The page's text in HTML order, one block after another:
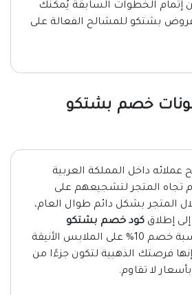
إتمام الخطوات السابقة يُمكنك
بشتكو للمشالح الفعالة على
خصم بشتكو
داخل المملكة العربية
تجاه المتجر لتشجيعهم على
المتجر بشكل دائم طوال العام،
إطلاق كود خصم بشتكو
الفعال بنسبة خصم 10% على الملابس الأنيقة
فرصتك الذهبية لتكون جزءًا من
بأسعار لا تقاوم.